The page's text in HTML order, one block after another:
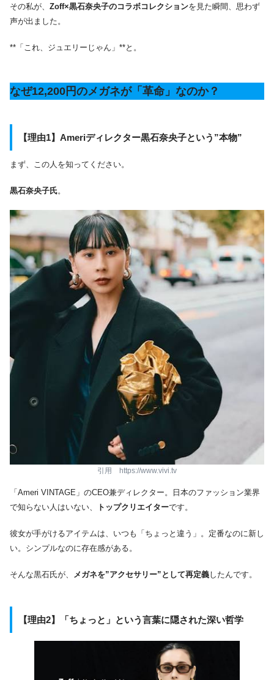
その私が、 Zoff×黒石奈央子のコラボコレクションを見た瞬間、思わず
声が出ました。
**「これ、ジュエリーじゃん」**と。
なぜ12,200円のメガネが「革命」なのか？
【理由1】Ameriディレクター黒石奈央子という”本物”
まず、この人を知ってください。
黒石奈央子氏。
引用 https://www.vivi.tv
「Ameri VINTAGE」のCEO兼ディレクター。日本のファッション業界
で知らない人はいない、
トップクリエイターです。
彼女が手がけるアイテムは、いつも「ちょっと違う」。定番なのに新し
い。シンプルなのに存在感がある。
そんな黒石氏が、 メガネを”アクセサリー”として再定義したんです。
【理由2】「ちょっと」という言葉に隠された深い哲学